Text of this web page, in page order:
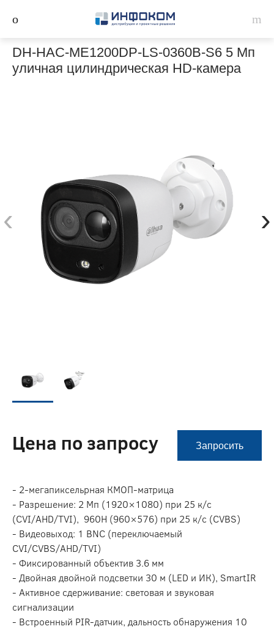
DH-HAC-ME1200DP-LS-0360B-S6 5 Мп
уличная цилиндрическая HD-камера
‹ ›
Цена по запросу Запросить
- 2-мегапиксельрная КМОП-матрица
- Разрешение: 2 Мп (1920×1080) при 25 к/c
(CVI/AHD/TVI), 960H (960×576) при 25 к/с (CVBS)
- Видеовыход: 1 BNC (переключаемый
CVI/CVBS/AHD/TVI)
- Фиксированный объектив 3.6 мм
- Двойная двойной подсветки 30 м (LED и ИК), SmartIR
- Активное сдерживание: световая и звуковая
сигнализации
- Встроенный PIR-датчик, дальность обнаружения 10